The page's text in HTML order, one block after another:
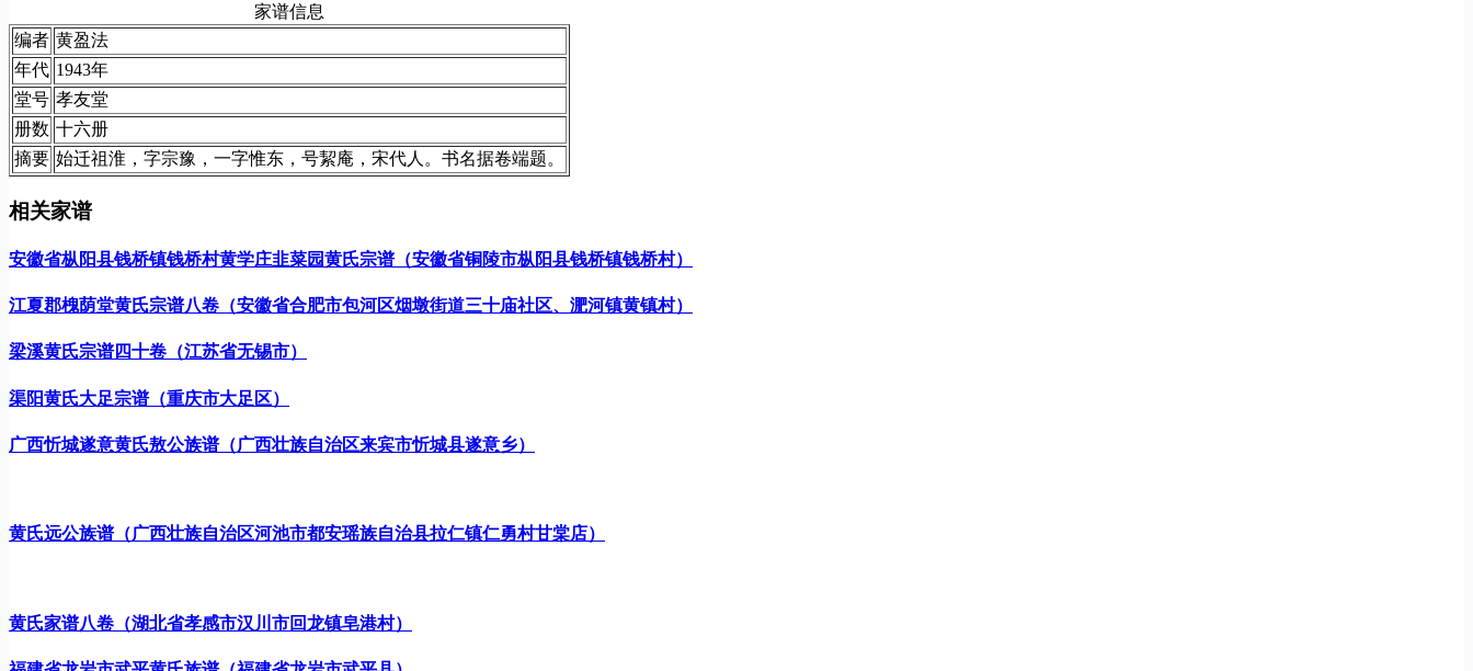
家谱信息
编者 黄盈法
年代 1943年
堂号 孝友堂
册数 十六册
摘要 始迁祖淮，字宗豫，一字惟东，号絜庵，宋代人。书名据卷端题。
相关家谱
安徽省枞阳县钱桥镇钱桥村黄学庄韭菜园黄氏宗谱（安徽省铜陵市枞阳县钱桥镇钱桥村）
江夏郡槐荫堂黄氏宗谱八卷（安徽省合肥市包河区烟墩街道三十庙社区、淝河镇黄镇村）
梁溪黄氏宗谱四十卷（江苏省无锡市）
渠阳黄氏大足宗谱（重庆市大足区）
广西忻城遂意黄氏敖公族谱（广西壮族自治区来宾市忻城县遂意乡）
黄氏远公族谱（广西壮族自治区河池市都安瑶族自治县拉仁镇仁勇村甘棠店）
黄氏家谱八卷（湖北省孝感市汉川市回龙镇皂港村）